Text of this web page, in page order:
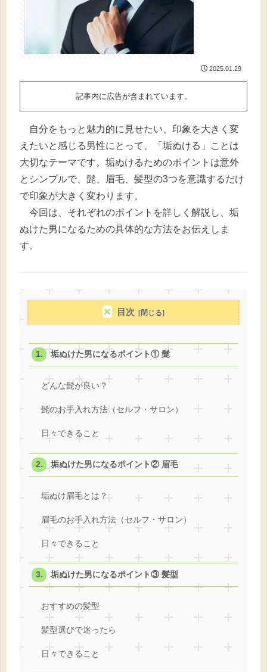
2025.01.29
記事内に広告が含まれています。
自分をもっと魅力的に見せたい、印象を大きく変
えたいと感じる男性にとって、「垢ぬける」ことは
大切なテーマです。垢ぬけるためのポイントは意外
とシンプルで、髭、眉毛、髪型の3つを意識するだけ
で印象が大きく変わります。
今回は、それぞれのポイントを詳しく解説し、垢
ぬけた男になるための具体的な方法をお伝えしま
す。
目次
垢ぬけた男になるポイント① 髭
どんな髭が良い？
髭のお手入れ方法（セルフ・サロン）
日々できること
垢ぬけた男になるポイント② 眉毛
垢ぬけ眉毛とは？
眉毛のお手入れ方法（セルフ・サロン）
日々できること
垢ぬけた男になるポイント③ 髪型
おすすめの髪型
髪型選びで迷ったら
日々できること